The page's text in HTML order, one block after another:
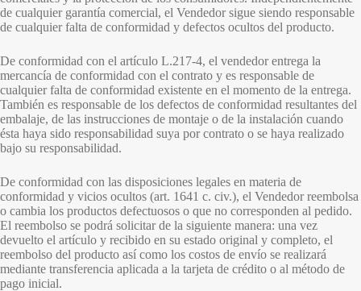
de cualquier garantía comercial, el Vendedor sigue siendo responsable
de cualquier falta de conformidad y defectos ocultos del producto.
De conformidad con el artículo L.217-4, el vendedor entrega la
mercancía de conformidad con el contrato y es responsable de
cualquier falta de conformidad existente en el momento de la entrega.
También es responsable de los defectos de conformidad resultantes del
embalaje, de las instrucciones de montaje o de la instalación cuando
ésta haya sido responsabilidad suya por contrato o se haya realizado
bajo su responsabilidad.
De conformidad con las disposiciones legales en materia de
conformidad y vicios ocultos (art. 1641 c. civ.), el Vendedor reembolsa
o cambia los productos defectuosos o que no corresponden al pedido.
El reembolso se podrá solicitar de la siguiente manera: una vez
devuelto el artículo y recibido en su estado original y completo, el
reembolso del producto así como los costos de envío se realizará
mediante transferencia aplicada a la tarjeta de crédito o al método de
pago inicial.